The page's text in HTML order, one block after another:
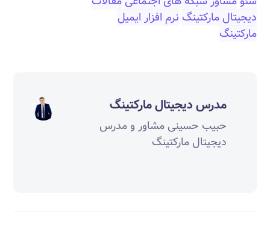
دیجیتال مارکتینگ نرم افزار ایمیل
مارکتینگ
مدرس دیجیتال مارکتینگ
حبیب حسینی مشاور و مدرس
دیجیتال مارکتینگ